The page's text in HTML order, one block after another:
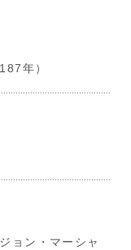
年）
ョン・マーシャ